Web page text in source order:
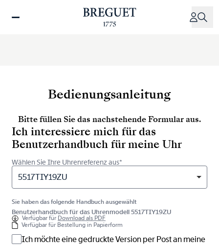
zum
Bedienungsanleitung
Bitte füllen Sie das nachstehende Formular aus.
Ich interessiere mich für das
Benutzerhandbuch für meine Uhr
Wählen Sie Ihre Uhrenreferenz aus*
5517TIY19ZU
Sie haben das folgende Handbuch ausgewählt
Benutzerhandbuch für das Uhrenmodell 5517TIY19ZU
Verfügbar für Download als PDF
Verfügbar für Bestellung in Papierform
Ich möchte eine gedruckte Version per Post an meine